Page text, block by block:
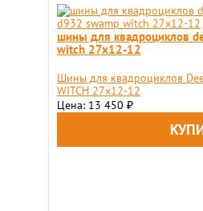
шины для квадроциклов
witch 27x12-12
Шины для квадроциклов
WITCH 27x12-12
Цена: 13 450 ₽